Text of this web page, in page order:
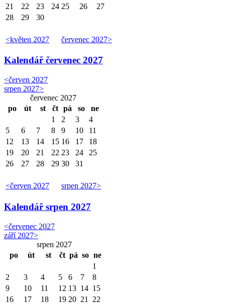
<květen 2027 červenec 2027>
21
22 23 24 25 26
27
28
29 30
Kalendář červenec 2027
<červen 2027
srpen 2027>
červenec 2027
po
út st čt pá so ne
<červen 2027 srpen 2027>
1 2 3
4
5
6 7 8 9 10
11
12
13 14 15 16 17
18
19
20 21 22 23 24
25
26
27 28 29 30 31
Kalendář srpen 2027
<červenec 2027
září 2027>
srpen 2027
po
út st čt pá so ne
1
2
3 4 5 6 7
8
9
10 11 12 13 14 15
16
17 18 19 20 21 22